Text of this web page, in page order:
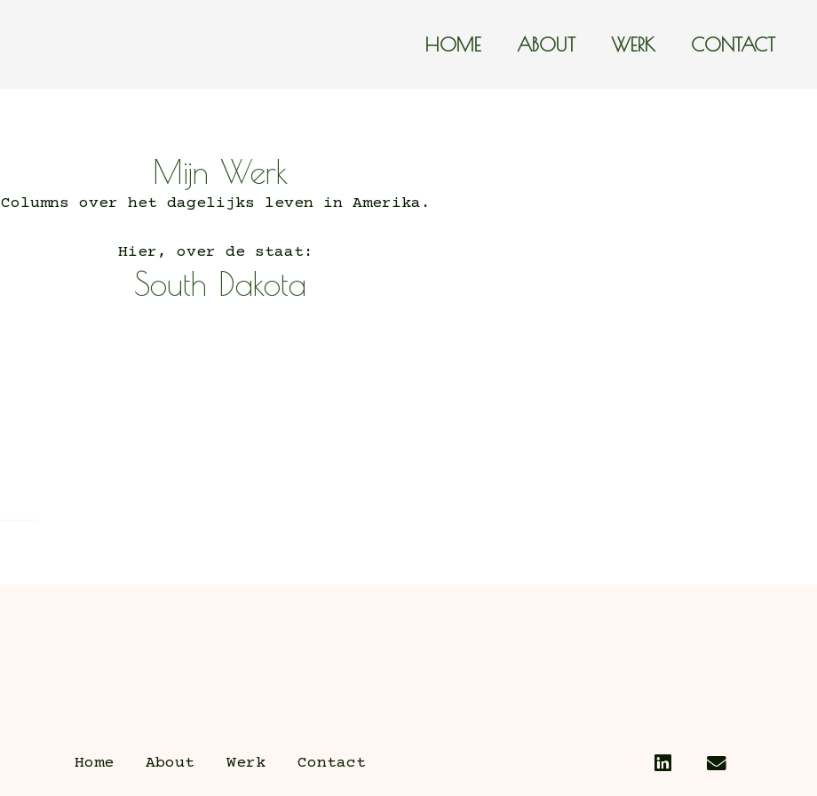
HOME ABOUT WERK CONTACT
Mijn Werk
Columns over het dagelijks leven in Amerika.
Hier, over de staat:
South Dakota
Home About Werk Contact